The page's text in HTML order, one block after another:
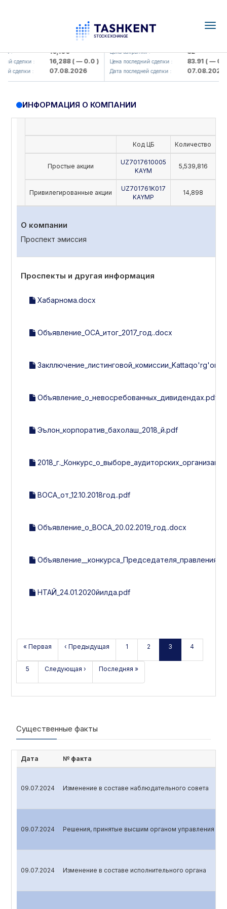
: 16,100
сделки : 16,288( — 0.0 )
сделки : 07.08.2026
KFSK (<Kafolat sug'urta
Цена закрытия : 82
Цена последний сделки : 83.91( — 0.0 )
Дата последней сделки : 07.08.2026
ИНФОРМАЦИЯ О КОМПАНИИ
Код ЦБ Количество
Простые акции
UZ7017610005
KAYM
5,539,816
Привилегированные акции
UZ701761K017
KAYMP
14,898
О компании
Проспект эмиссия
Проспекты и другая информация
Хабарнома.docx
Объявление_ОСА_итог_2017_год..docx
Объявление_о_невосребованных_дивидендах.pdf
Эълон_корпоратив_бахолаш_2018_й.pdf
ВОСА_от_12.10.2018год..pdf
Объявление_о_ВОСА_20.02.2019_год..docx
НТАЙ_24.01.2020йилда.pdf
« Первая ‹ Предыдущая 1 2 3 4
5 Следующая › Последняя »
Существенные факты
Дата № факта
09.07.2024 Изменение в составе наблюдательного совета
09.07.2024 Решения, принятые высшим органом управления
09.07.2024 Изменение в составе исполнительного органа